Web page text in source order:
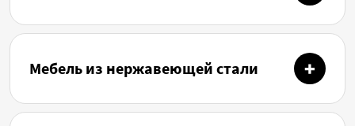
Мебель из нержавеющей стали